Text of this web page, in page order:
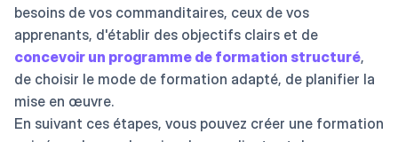
besoins de vos commanditaires, ceux de vos
apprenants, d'établir des objectifs clairs et de
concevoir un programme de formation structuré,
de choisir le mode de formation adapté, de planifier la
mise en œuvre.
En suivant ces étapes, vous pouvez créer une formation